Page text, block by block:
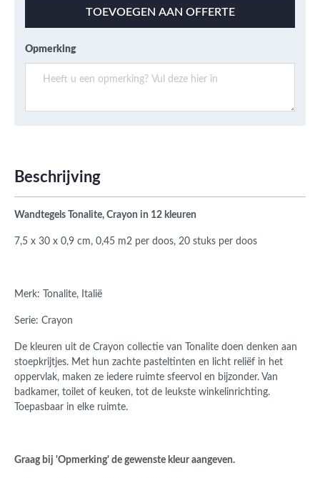
TOEVOEGEN AAN OFFERTE
Opmerking
Beschrijving
Wandtegels Tonalite, Crayon in 12 kleuren
7,5 x 30 x 0,9 cm, 0,45 m2 per doos, 20 stuks per doos
Merk: Tonalite, Italië
Serie: Crayon
De kleuren uit de Crayon collectie van Tonalite doen denken aan
stoepkrijtjes. Met hun zachte pasteltinten en licht reliëf in het
oppervlak, maken ze iedere ruimte sfeervol en bijzonder. Van
badkamer, toilet of keuken, tot de leukste winkelinrichting.
Toepasbaar in elke ruimte.
Graag bij 'Opmerking' de gewenste kleur aangeven.